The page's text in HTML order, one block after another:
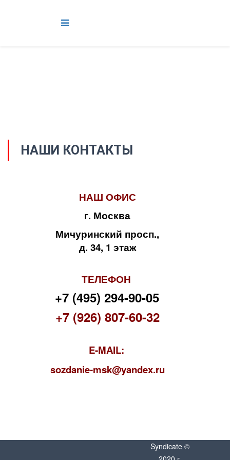
НАШИ КОНТАКТЫ
НАШ ОФИС
г. Москва
Мичуринский просп.,
д. 34, 1 этаж
ТЕЛЕФОН
+7 (495) 294-90-05
+7 (926) 807-60-32
E-MAIL:
sozdanie-msk@yandex.ru
Syndicate ©